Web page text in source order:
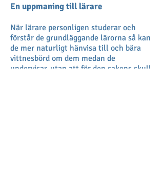
En uppmaning till lärare
När lärare personligen studerar och
förstår de grundläggande lärorna så kan
de mer naturligt hänvisa till och bära
vittnesbörd om dem medan de
undervisar, utan att för den sakens skull